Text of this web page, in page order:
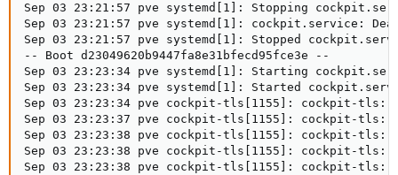
Sep 03 23:21:57 pve systemd[1]: Stopping
Sep 03 23:21:57 pve systemd[1]: cockpit.service:
Sep 03 23:21:57 pve systemd[1]: Stopped
-- Boot d23049620b9447fa8e31bfecd95fce3e --
Sep 03 23:23:34 pve systemd[1]: Starting
Sep 03 23:23:34 pve systemd[1]: Started
Sep 03 23:23:34 pve cockpit-tls[1155]: cockpit-tls:
Sep 03 23:23:37 pve cockpit-tls[1155]: cockpit-tls:
Sep 03 23:23:38 pve cockpit-tls[1155]: cockpit-tls:
Sep 03 23:23:38 pve cockpit-tls[1155]: cockpit-tls:
Sep 03 23:23:38 pve cockpit-tls[1155]: cockpit-tls: